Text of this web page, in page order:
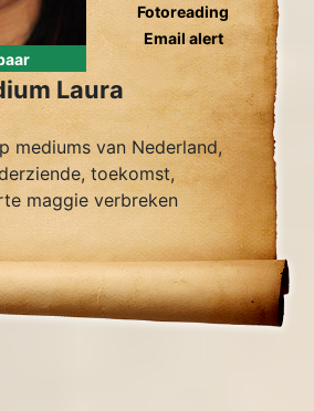
Fotoreading
Email alert
Laura
mediums van Nederland,
toekomst,
maggie verbreken
gidscontact,
levensvragen.